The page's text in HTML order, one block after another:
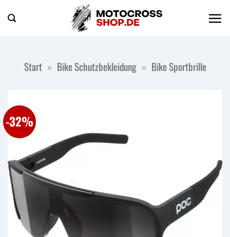
Inhalt
Start » Bike Schutzbekleidung » Bike Sportbrille
-32%